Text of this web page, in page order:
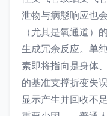
泄物与病態响应也
（尤其是氧通道）
生成冗余反应。单
素即将指向是身体
的基准支撑折变失
显示产生并回收不